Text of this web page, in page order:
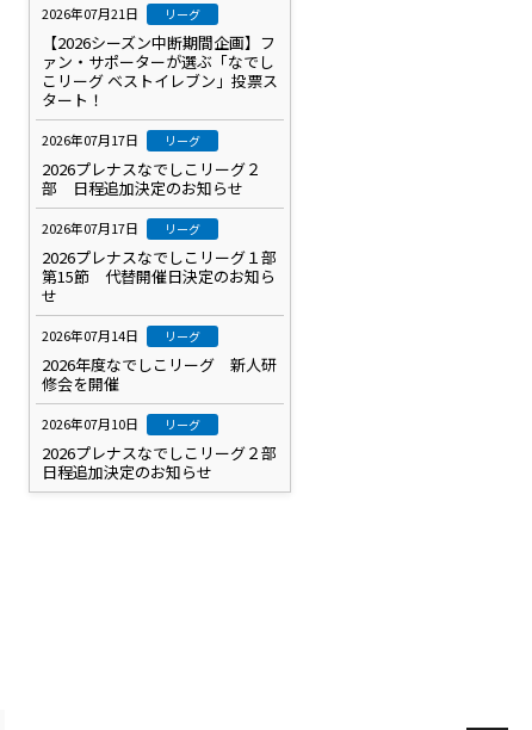
2026年07月21日 リーグ
【2026シーズン中断期間企画】フ
ァン・サポーターが選ぶ「なでし
こリーグ ベストイレブン」投票ス
タート！
2026年07月17日 リーグ
2026プレナスなでしこリーグ２
部 日程追加決定のお知らせ
2026年07月17日 リーグ
2026プレナスなでしこリーグ１部
第15節 代替開催日決定のお知ら
せ
2026年07月14日 リーグ
2026年度なでしこリーグ 新人研
修会を開催
2026年07月10日 リーグ
2026プレナスなでしこリーグ２部
日程追加決定のお知らせ